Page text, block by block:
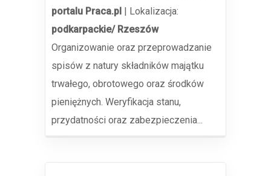
portalu Praca.pl | Lokalizacja:
podkarpackie/ Rzeszów
Organizowanie oraz przeprowadzanie
spisów z natury składników majątku
trwałego, obrotowego oraz środków
pieniężnych. Weryfikacja stanu,
przydatności oraz zabezpieczenia...